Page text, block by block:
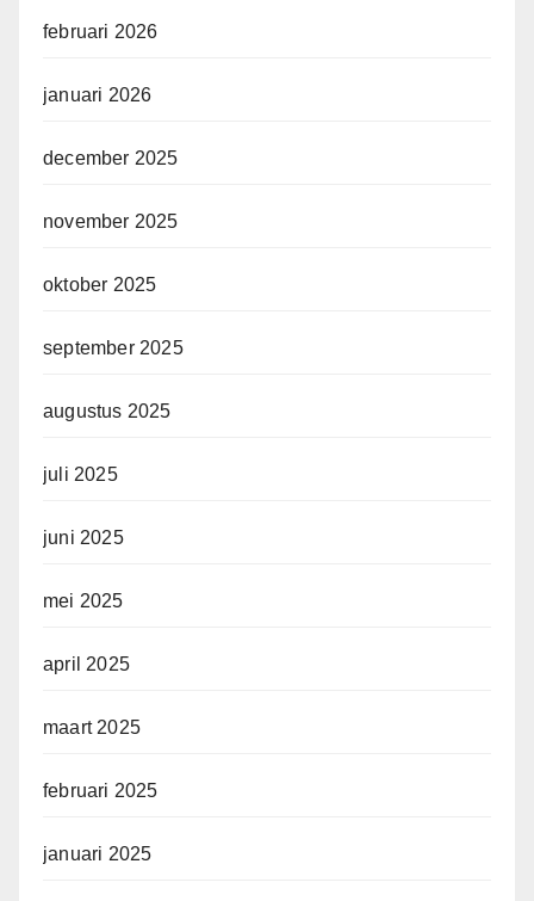
februari 2026
januari 2026
december 2025
november 2025
oktober 2025
september 2025
augustus 2025
juli 2025
juni 2025
mei 2025
april 2025
maart 2025
februari 2025
januari 2025